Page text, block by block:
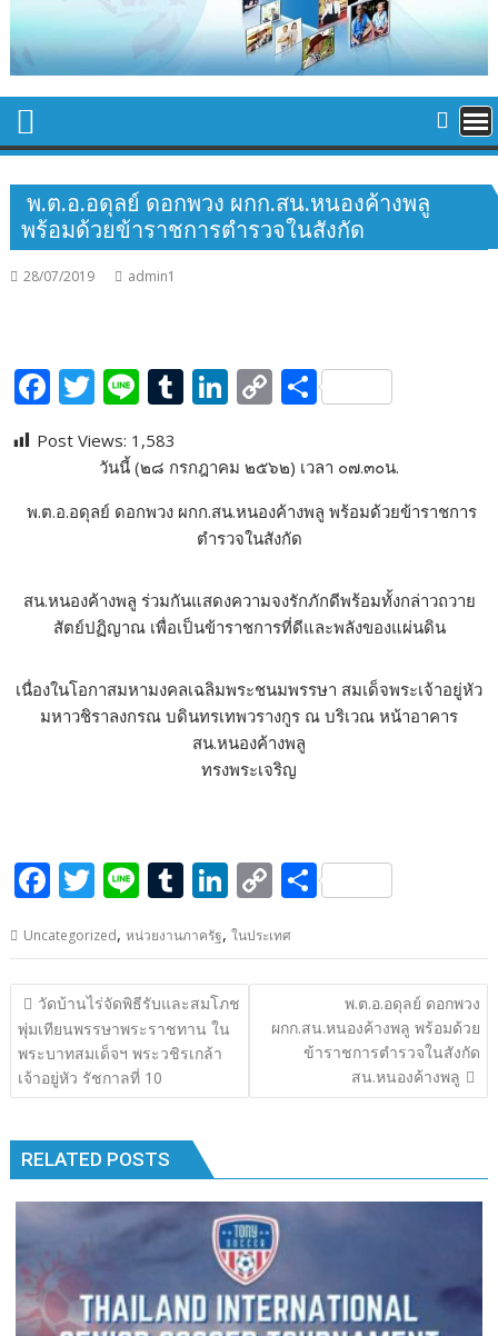
พ.ต.อ.อดุลย์ ดอกพวง ผกก.สน.หนองค้างพลู
พร้อมด้วยข้าราชการตำรวจในสังกัด
28/07/2019 admin1
F
e
o
k
T
itt
er
Li
e
T
m
bl
r
Li
k
dI
C
p
y
Li
k
S
ar
Post Views: 1,583
วันนี้ (๒๘ กรกฎาคม ๒๕๖๒) เวลา ๐๗.๓๐น.
พ.ต.อ.อดุลย์ ดอกพวง ผกก.สน.หนองค้างพลู พร้อมด้วยข้าราชการ
ตำรวจในสังกัด
สน.หนองค้างพลู ร่วมกันแสดงความจงรักภักดีพร้อมทั้งกล่าวถวาย
สัตย์ปฏิญาณ เพื่อเป็นข้าราชการที่ดีและพลังของแผ่นดิน
เนื่องในโอกาสมหามงคลเฉลิมพระชนมพรรษา สมเด็จพระเจ้าอยู่หัว
มหาวชิราลงกรณ บดินทรเทพวรางกูร ณ บริเวณ หน้าอาคาร
สน.หนองค้างพลู
ทรงพระเจริญ
F
e
b
o
o
k
T
itt
er
Li
e
T
m
bl
r
Li
n
k
e
dI
C
p
y
Li
k
S
ar
e
Uncategorized,หน่วยงานภาครัฐ,ในประเทศ
แนะแนว
เรื่อง
วัดบ้านไร่จัดพิธีรับและสมโภช
พุ่มเทียนพรรษาพระราชทาน ใน
พระบาทสมเด็จฯ พระวชิรเกล้า
เจ้าอยู่หัว รัชกาลที่ 10
พ.ต.อ.อดุลย์ ดอกพวง
ผกก.สน.หนองค้างพลู พร้อมด้วย
ข้าราชการตำรวจในสังกัด
สน.หนองค้างพลู
RELATED POSTS